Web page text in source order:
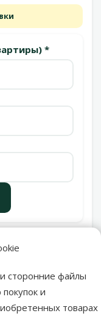
сторонние файлы
и
товарах
*